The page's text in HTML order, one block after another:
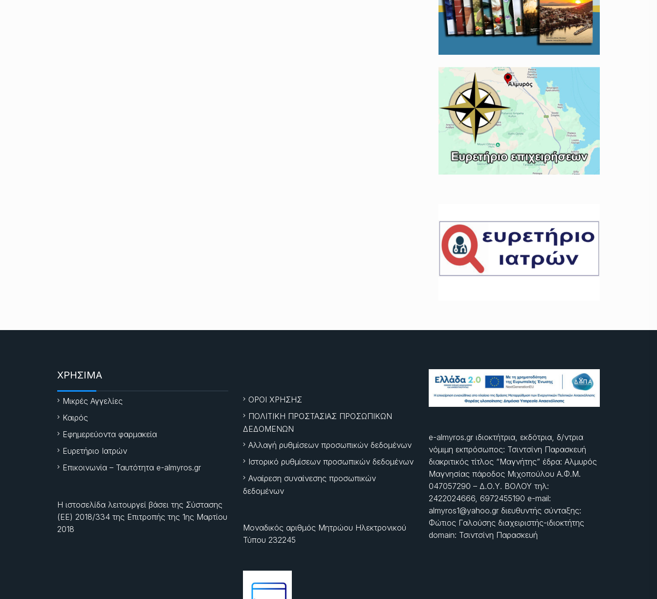
ΧΡΗΣΙΜΑ
Μικρές Αγγελίες
Καιρός
Εφημερεύοντα φαρμακεία
Ευρετήριο Ιατρών
Επικοινωνία – Ταυτότητα e-almyros.gr
Η ιστοσελίδα λειτουργεί βάσει της Σύστασης
(ΕΕ) 2018/334 της Επιτροπής της 1ης Μαρτίου
2018
ΟΡΟΙ ΧΡΗΣΗΣ
ΠΟΛΙΤΙΚΗ ΠΡΟΣΤΑΣΙΑΣ ΠΡΟΣΩΠΙΚΩΝ
ΔΕΔΟΜΕΝΩΝ
Αλλαγή ρυθμίσεων προσωπικών δεδομένων
Ιστορικό ρυθμίσεων προσωπικών δεδομένων
Αναίρεση συναίνεσης προσωπικών
δεδομένων
Μοναδικός αριθμός Μητρώου Ηλεκτρονικού
Τύπου 232245
e-almyros.gr ιδιοκτήτρια, εκδότρια, δ/ντρια
νόμιμη εκπρόσωπος: Τσιντσίνη Παρασκευή
διακριτικός τίτλος “Μαγνήτης” έδρα: Αλμυρός
Μαγνησίας πάροδος Μιχοπούλου Α.Φ.Μ.
047057290 – Δ.Ο.Υ. ΒΟΛΟΥ τηλ:
2422024666, 6972455190 e-mail:
almyros1@yahoo.gr διευθυντής σύνταξης:
Φώτιος Γαλούσης διαχειριστής-ιδιοκτήτης
domain: Τσιντσίνη Παρασκευή